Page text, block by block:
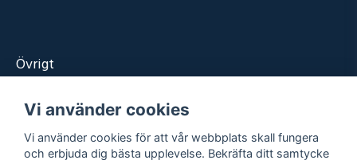
Övrigt
Tjänster
Kontakt
Vi använder cookies
Vi använder cookies för att vår webbplats skall fungera
och erbjuda dig bästa upplevelse. Bekräfta ditt samtycke